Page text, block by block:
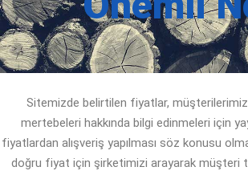
Sitemizde belirtilen fiyatlar,
mertebeleri hakkında bilgi edinmeleri için
fiyatlardan alışveriş yapılması söz konusu
doğru fiyat için şirketimizi arayarak müşteri